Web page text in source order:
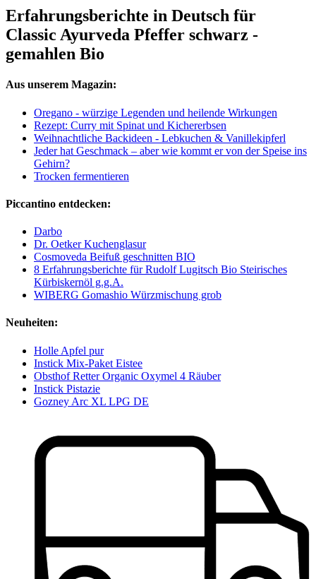
Erfahrungsberichte in Deutsch für
Classic Ayurveda Pfeffer schwarz -
gemahlen Bio
Aus unserem Magazin:
Oregano - würzige Legenden und heilende Wirkungen
Rezept: Curry mit Spinat und Kichererbsen
Weihnachtliche Backideen - Lebkuchen & Vanillekipferl
Jeder hat Geschmack – aber wie kommt er von der Speise ins
Gehirn?
Trocken fermentieren
Piccantino entdecken:
Darbo
Dr. Oetker Kuchenglasur
Cosmoveda Beifuß geschnitten BIO
8 Erfahrungsberichte für Rudolf Lugitsch Bio Steirisches
Kürbiskernöl g.g.A.
WIBERG Gomashio Würzmischung grob
Neuheiten:
Holle Apfel pur
Instick Mix-Paket Eistee
Obsthof Retter Organic Oxymel 4 Räuber
Instick Pistazie
Gozney Arc XL LPG DE